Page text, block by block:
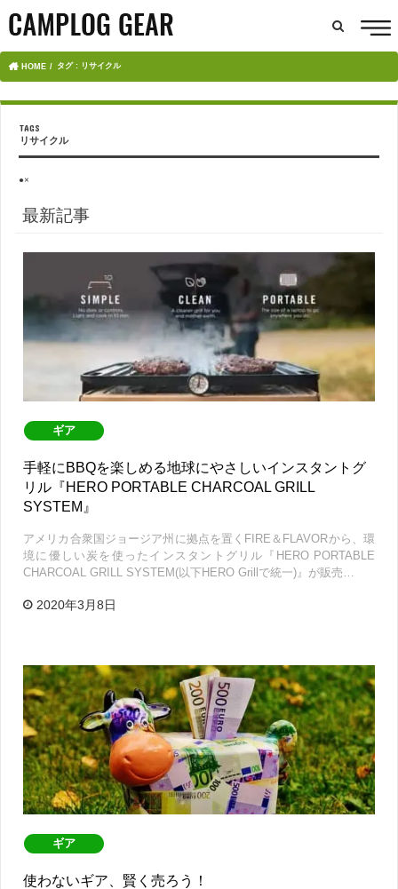
HOME タグ : リサイクル
リサイクル
●×
最新記事
ギア
手軽にBBQを楽しめる地球にやさしいインスタントグ
リル『HERO PORTABLE CHARCOAL GRILL
SYSTEM』
アメリカ合衆国ジョージア州に拠点を置くFIRE＆FLAVORから、環
境に優しい炭を使ったインスタントグリル『HERO PORTABLE
CHARCOAL GRILL SYSTEM(以下HERO Grillで統一)』が販売…
2020年3月8日
ギア
使わないギア、賢く売ろう！